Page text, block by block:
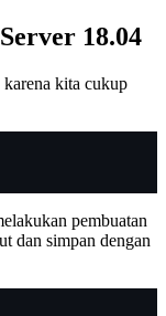
18.04
kita cukup
pembuatan
dan simpan dengan